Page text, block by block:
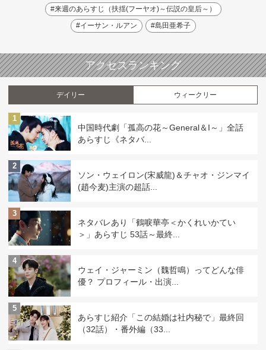
#来週のあらすじ（扶揺(フーヤオ)～伝説の皇后～）
#イーサン・ルアン
#島田亜希子
アクセスランキング
デイリー ウィークリー
1
中国時代劇「孤高の花～General＆I～」全話
あらすじ《ネタバ...
2
ソン・ウェイロン(宋威龍)＆チャオ・ジンマイ
(趙今麦)主演の超話...
3
ネタバレあり「鶴唳華亭＜かくれいかてい
＞」あらすじ 53話～最終...
4
ウェイ・ジャーミン（魏哲鳴）ってどんな俳
優？ プロフィール・出演...
5
あらすじ紹介「この結婚は社内秘で」最終回
（32話）・番外編（33...